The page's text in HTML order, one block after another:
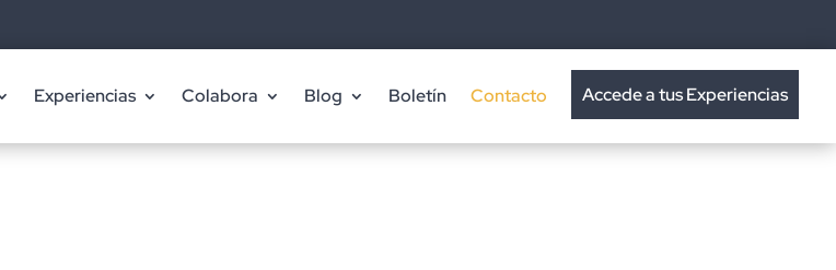
Experiencias Colabora Blog Boletín Contacto Accede a tus Experiencias